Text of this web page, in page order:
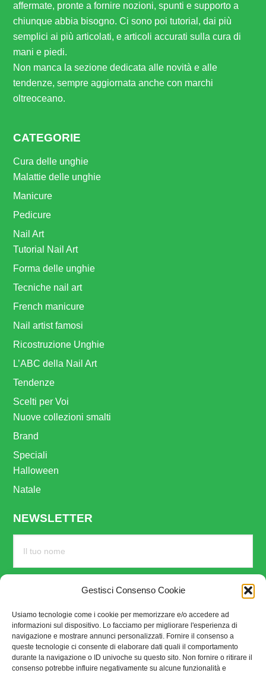
Gestisci Consenso Cookie
Usiamo tecnologie come i cookie per memorizzare e/o accedere ad
informazioni sul dispositivo. Lo facciamo per migliorare l'esperienza di
navigazione e mostrare annunci personalizzati. Fornire il consenso a
queste tecnologie ci consente di elaborare dati quali il comportamento
durante la navigazione o ID univoche su questo sito. Non fornire o ritirare il
consenso potrebbe influire negativamente su alcune funzionalità e
affermate, pronte a fornire nozioni, spunti e supporto a
chiunque abbia bisogno. Ci sono poi tutorial, dai più
semplici ai più articolati, e articoli accurati sulla cura di
mani e piedi.
Non manca la sezione dedicata alle novità e alle
tendenze, sempre aggiornata anche con marchi
oltreoceano.
CATEGORIE
Cura delle unghie
Malattie delle unghie
Manicure
Pedicure
Nail Art
Tutorial Nail Art
Forma delle unghie
Tecniche nail art
French manicure
Nail artist famosi
Ricostruzione Unghie
L’ABC della Nail Art
Tendenze
Scelti per Voi
Nuove collezioni smalti
Brand
Speciali
Halloween
Natale
NEWSLETTER